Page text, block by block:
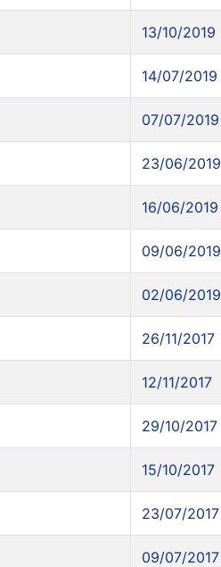
13/10/2019
14/07/2019
07/07/2019
23/06/2019
16/06/2019
09/06/2019
02/06/2019
26/11/2017
12/11/2017
29/10/2017
15/10/2017
23/07/2017
09/07/2017